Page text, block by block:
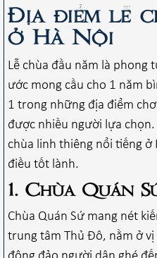
Địa điểm lễ
ở Hà Nội
Lễ chùa đầu năm là phong
ước mong cầu cho 1 năm
1 trong những địa điểm
được nhiều người lựa
chùa linh thiêng nổi tiếng ở
điều tốt lành.
1. Chùa Quán
Chùa Quán Sứ mang nét
trung tâm Thủ Đô, nằm ở